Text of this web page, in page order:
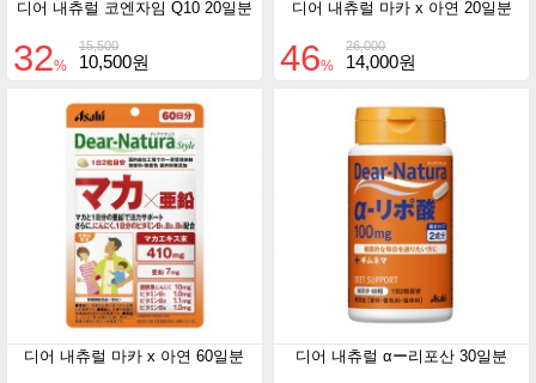
디어 내츄럴 코엔자임 Q10 20일분
15,500
32% 10,500원
디어 내츄럴 마카 x 아연 20일분
26,000
46% 14,000원
디어 내츄럴 마카 x 아연 60일분 디어 내츄럴 αー리포산 30일분